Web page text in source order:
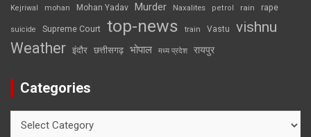
Kejriwal mohan Mohan Yadav Murder Naxalites petrol rain rape
suicide Supreme Court top-news train Vastu vishnu
Weather इंदौर छत्तीसगढ़ भोपाल मध्य प्रदेश रायपुर
Categories